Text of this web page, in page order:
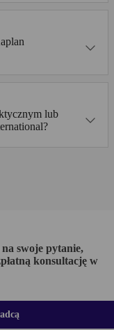
lub
na swoje pytanie,
konsultację w